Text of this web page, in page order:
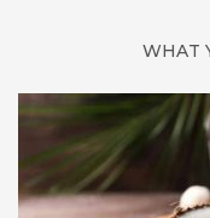
WHAT